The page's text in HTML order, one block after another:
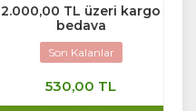
2.000,00 TL üzeri kargo
bedava
Son Kalanlar
530,00 TL